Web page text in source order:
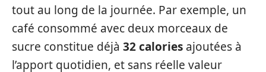
tout au long de la journée. Par exemple, un
café consommé avec deux morceaux de
sucre constitue déjà 32 calories ajoutées à
l’apport quotidien, et sans réelle valeur